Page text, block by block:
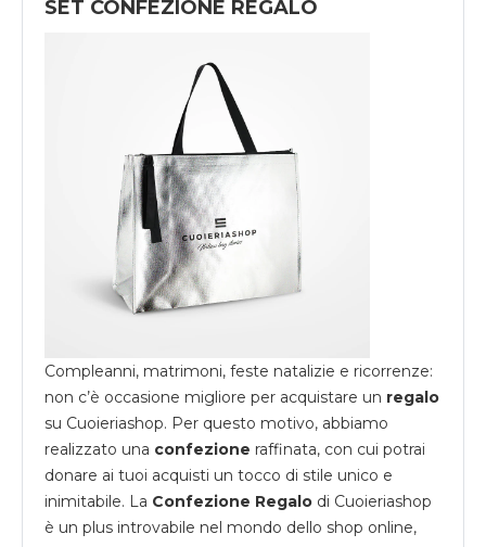
SET CONFEZIONE REGALO
Compleanni, matrimoni, feste natalizie e ricorrenze:
non c’è occasione migliore per acquistare un regalo
su Cuoieriashop. Per questo motivo, abbiamo
realizzato una confezione raffinata, con cui potrai
donare ai tuoi acquisti un tocco di stile unico e
inimitabile. La Confezione Regalo di Cuoieriashop
è un plus introvabile nel mondo dello shop online,